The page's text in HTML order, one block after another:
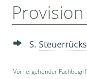
S.
Vorhergehender